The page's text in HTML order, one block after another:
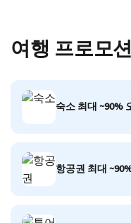
여행 프로모
숙소 최대 ~90%
항공권 최대